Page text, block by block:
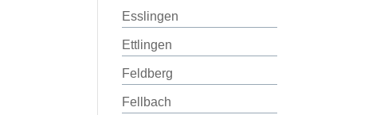
Esslingen
Ettlingen
Feldberg
Fellbach